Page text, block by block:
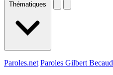
Thématiques
Paroles.net Paroles Gilbert Becaud